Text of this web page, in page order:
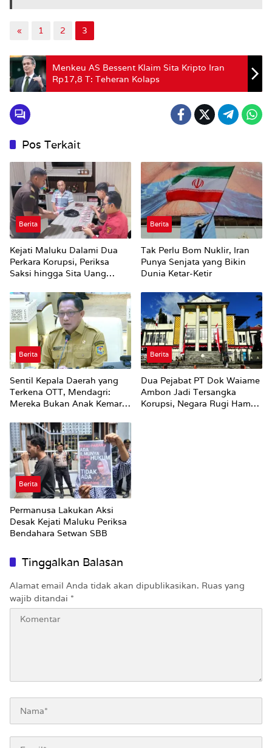
« 1 2 3
Menkeu AS Bessent Klaim Sita Kripto Iran
Rp17,8 T: Teheran Kolaps
Pos Terkait
Berita
Kejati Maluku Dalami Dua
Perkara Korupsi, Periksa
Saksi hingga Sita Uang
Berita
Tak Perlu Bom Nuklir, Iran
Punya Senjata yang Bikin
Dunia Ketar-Ketir
Berita
Sentil Kepala Daerah yang
Terkena OTT, Mendagri:
Mereka Bukan Anak Kemarin
Berita
Dua Pejabat PT Dok Waiame
Ambon Jadi Tersangka
Korupsi, Negara Rugi Hampir
Berita
Permanusa Lakukan Aksi
Desak Kejati Maluku Periksa
Bendahara Setwan SBB
Tinggalkan Balasan
Alamat email Anda tidak akan dipublikasikan. Ruas yang
wajib ditandai *